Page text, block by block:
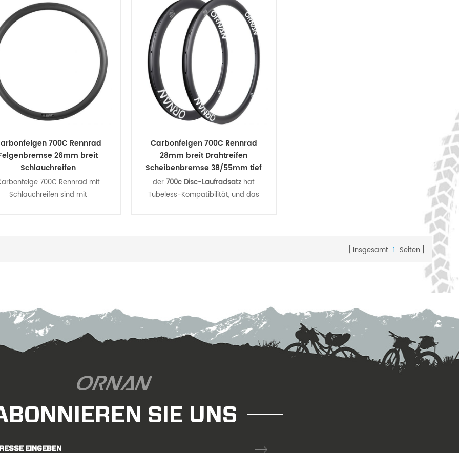
35/38/45/50/56/60/80 mm
Tiefenoptionen.
25/36/40/45/50/55/88 mm
Tiefenoptionen.
das sind die Carbon 700C Felgen
der ultraleichten Serie.
700C Rennrad
26mm breit
Schlauchreifen
700C Rennrad mit
Schlauchreifen sind mit
Carbonfelgen 700C Rennrad
28mm breit Drahtreifen
Scheibenbremse 38/55mm tief
der700c Disc-Laufradsatz hat
Tubeless-Kompatibilität, und das
Insgesamt 1 Seiten
SIE UNS
EINGEBEN